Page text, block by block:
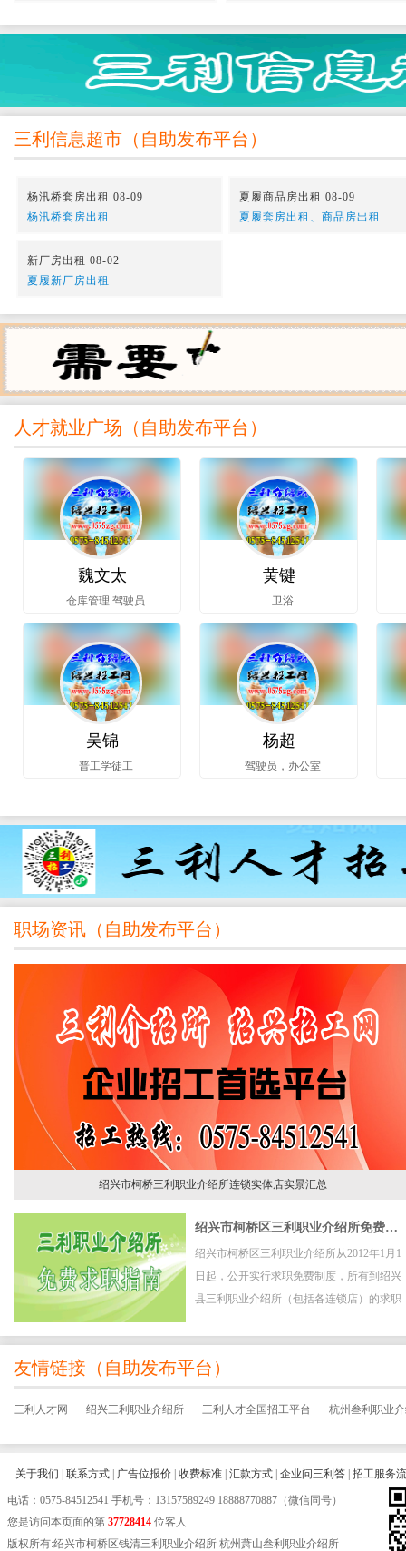
三利信息超市 （ 自助发布平台 ）
杨汛桥套房出租 08-09
杨汛桥套房出租
夏履商品房出租 08-09
夏履套房出租、商品房出租
新厂房出租 08-02
夏履新厂房出租
人才就业广场（ 自助发布平台 ）
魏文太
仓库管理 驾驶员
黄键
卫浴
吴锦
普工学徒工
杨超
驾驶员，办公室
职场资讯（ 自助发布平台 ）
绍兴市柯桥三利职业介绍所连锁实体店实景汇总
绍兴市柯桥区三利职业介绍所免费求职指南
绍兴市柯桥区三利职业介绍所从2012年1月1
日起，公开实行求职免费制度，所有到绍兴
县三利职业介绍所（包括各连锁店）的求职
友情链接（ 自助发布平台 ）
三利人才网 绍兴三利职业介绍所 三利人才全国招工平台 杭州叁利职业
关于我们 联系方式 广告位报价 收费标准 汇款方式 企业问三利答 招工服务
电话： 0575-84512541 手机号：13157589249 18888770887（微信同号）
您是访问本页面的第 37728414 位客人
版权所有:绍兴市柯桥区钱清三利职业介绍所 杭州萧山叁利职业介绍所